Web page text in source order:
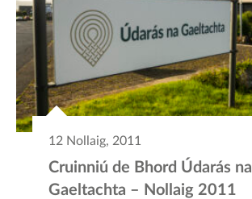
12 Nollaig, 2011
Cruinniú de Bhord Údarás na
Gaeltachta – Nollaig 2011